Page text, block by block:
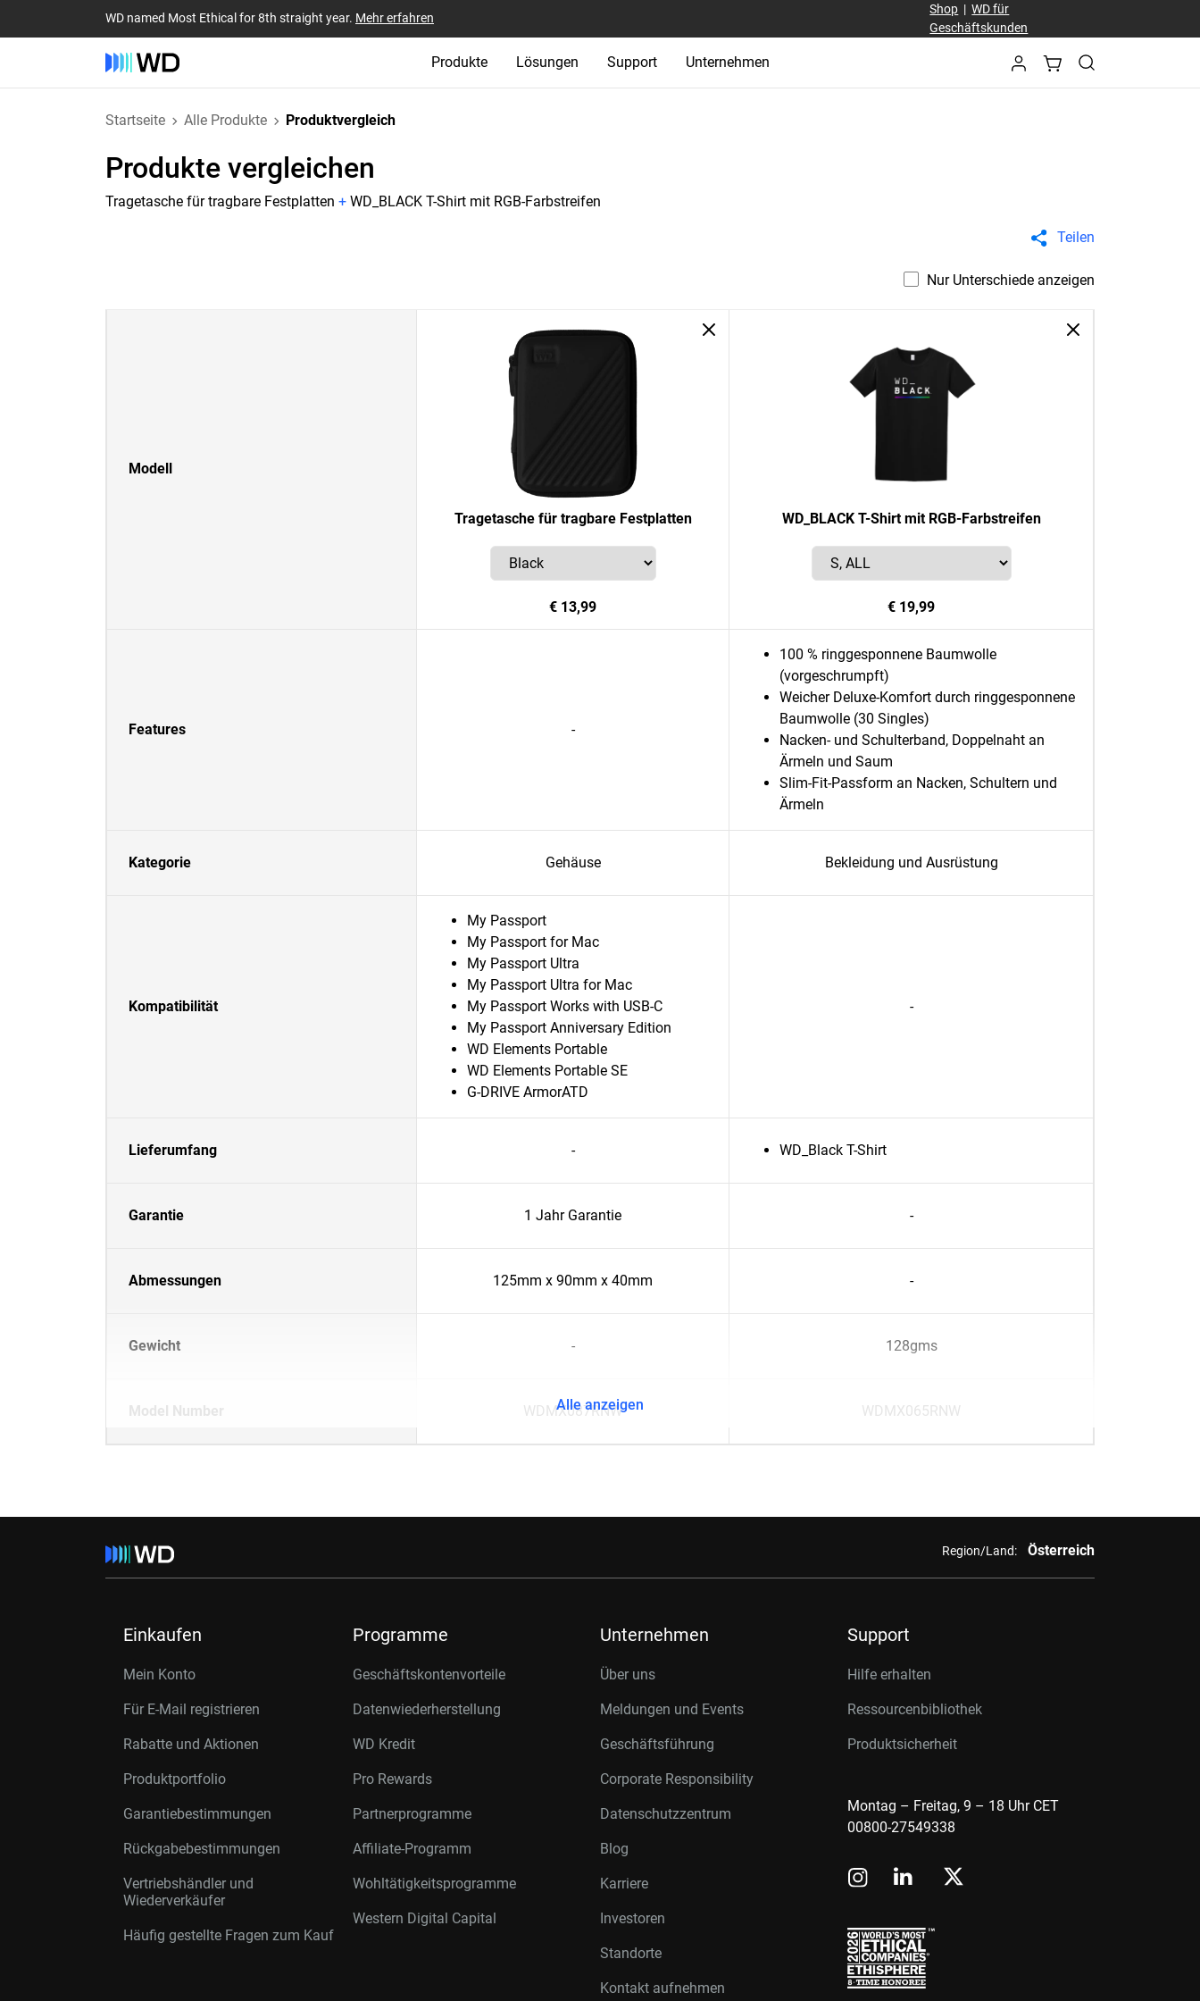
WD named Most Ethical for 8th straight year. Mehr erfahren
Shop |WD für
Geschäftskunden
Produkte Lösungen Support Unternehmen
Startseite Alle Produkte Produktvergleich
Produkte vergleichen
Tragetasche für tragbare Festplatten + WD_BLACK T-Shirt mit RGB-Farbstreifen
Teilen
Nur Unterschiede anzeigen
Modell
Tragetasche für tragbare Festplatten
€ 13,99
WD_BLACK T-Shirt mit RGB-Farbstreifen
€ 19,99
Features -
100 % ringgesponnene Baumwolle
(vorgeschrumpft)
Weicher Deluxe-Komfort durch ringgesponnene
Baumwolle (30 Singles)
Nacken- und Schulterband, Doppelnaht an
Ärmeln und Saum
Slim-Fit-Passform an Nacken, Schultern und
Ärmeln
Kategorie Gehäuse Bekleidung und Ausrüstung
Kompatibilität
My Passport
My Passport for Mac
My Passport Ultra
My Passport Ultra for Mac
My Passport Works with USB-C
My Passport Anniversary Edition
WD Elements Portable
WD Elements Portable SE
G-DRIVE ArmorATD
-
Lieferumfang - WD_Black T-Shirt
Garantie 1 Jahr Garantie -
Abmessungen 125mm x 90mm x 40mm -
Gewicht - 128gms
Model Number WDMX087RNW WDMX065RNW
Alle anzeigen
Region/Land: Österreich
Einkaufen
Mein Konto
Für E-Mail registrieren
Rabatte und Aktionen
Produktportfolio
Garantiebestimmungen
Rückgabebestimmungen
Vertriebshändler und
Wiederverkäufer
Häufig gestellte Fragen zum Kauf
Programme
Geschäftskontenvorteile
Datenwiederherstellung
WD Kredit
Pro Rewards
Partnerprogramme
Affiliate-Programm
Wohltätigkeitsprogramme
Western Digital Capital
Unternehmen
Über uns
Meldungen und Events
Geschäftsführung
Corporate Responsibility
Datenschutzzentrum
Blog
Karriere
Investoren
Standorte
Kontakt aufnehmen
Support
Hilfe erhalten
Ressourcenbibliothek
Produktsicherheit
Montag – Freitag, 9 – 18 Uhr CET
00800-27549338